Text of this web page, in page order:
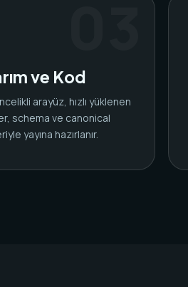
ve Kod
arayüz, hızlı yüklenen
schema ve canonical
yayına hazırlanır.